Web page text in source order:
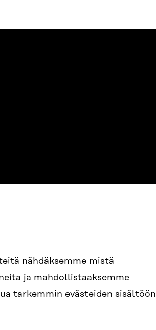
nähdäksemme mistä
ja mahdollistaaksemme
tarkemmin evästeiden sisältöön